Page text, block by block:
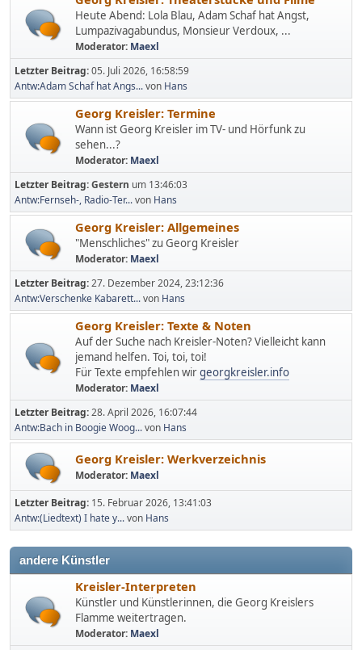
Heute Abend: Lola Blau, Adam Schaf hat Angst,
Lumpazivagabundus, Monsieur Verdoux, ...
Moderator: Maexl
Letzter Beitrag:05. Juli 2026, 16:58:59
Antw:Adam Schaf hat Angs...von Hans
Georg Kreisler: Termine
Wann ist Georg Kreisler im TV- und Hörfunk zu
sehen...?
Moderator: Maexl
Letzter Beitrag:Gestern um 13:46:03
Antw:Fernseh-, Radio-Ter...von Hans
Georg Kreisler: Allgemeines
"Menschliches" zu Georg Kreisler
Moderator: Maexl
Letzter Beitrag:27. Dezember 2024, 23:12:36
Antw:Verschenke Kabarett...von Hans
Georg Kreisler: Texte & Noten
Auf der Suche nach Kreisler-Noten? Vielleicht kann
jemand helfen. Toi, toi, toi!
Für Texte empfehlen wirgeorgkreisler.info
Moderator: Maexl
Letzter Beitrag:28. April 2026, 16:07:44
Antw:Bach in Boogie Woog...von Hans
Georg Kreisler: Werkverzeichnis
Moderator: Maexl
Letzter Beitrag: 15. Februar 2026, 13:41:03
Antw:(Liedtext) I hate y...von Hans
andere Künstler
Kreisler-Interpreten
Künstler und Künstlerinnen, die Georg Kreislers
Flamme weitertragen.
Moderator: Maexl